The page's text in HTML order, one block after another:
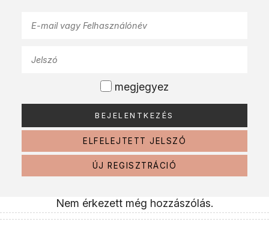
megjegyez
ELFELEJTETT JELSZÓ
ÚJ REGISZTRÁCIÓ
Nem érkezett még hozzászólás.